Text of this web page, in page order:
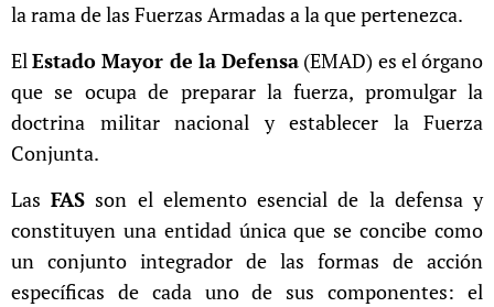
la rama de las Fuerzas Armadas a la que pertenezca.
ElEstado Mayor de la Defensa (EMAD) es el órgano
que se ocupa de preparar la fuerza, promulgar la
doctrina militar nacional y establecer la Fuerza
Conjunta.
LasFAS son el elemento esencial de la defensa y
constituyen una entidad única que se concibe como
un conjunto integrador de las formas de acción
específicas de cada uno de sus componentes: el